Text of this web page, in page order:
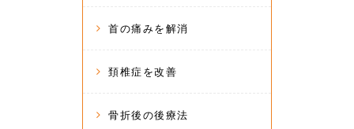
首の痛みを解消
頚椎症を改善
骨折後の後療法